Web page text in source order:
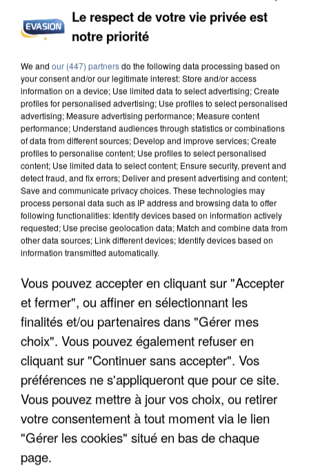
APRÈS TOUTES CES CANICULES, LES REFUGES
DE FAUNE SAUVAGE SONT...
L’UN DES FONDATEURS SUPPOSÉS DE LA DZ
MAFIA INTERPELLÉ EN ALGÉRIE
Le respect de votre vie privée est
notre priorité
We and our (447) partnersdo the following data processing based on
your consent and/or our legitimate interest: Store and/or access
information on a device; Use limited data to select advertising; Create
profiles for personalised advertising; Use profiles to select personalised
advertising; Measure advertising performance; Measure content
performance; Understand audiences through statistics or combinations
of data from different sources; Develop and improve services; Create
profiles to personalise content; Use profiles to select personalised
content; Use limited data to select content; Ensure security, prevent and
detect fraud, and fix errors; Deliver and present advertising and content;
Save and communicate privacy choices. These technologies may
process personal data such as IP address and browsing data to offer
following functionalities: Identify devices based on information actively
requested; Use precise geolocation data; Match and combine data from
other data sources; Link different devices; Identify devices based on
information transmitted automatically.
Vous pouvez accepter en cliquant sur "Accepter
et fermer", ou affiner en sélectionnant les
finalités et/ou partenaires dans "Gérer mes
choix". Vous pouvez également refuser en
cliquant sur "Continuer sans accepter". Vos
préférences ne s'appliqueront que pour ce site.
Vous pouvez mettre à jour vos choix, ou retirer
votre consentement à tout moment via le lien
"Gérer les cookies" situé en bas de chaque
page.